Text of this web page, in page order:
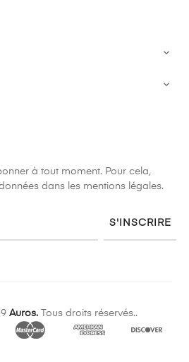


à tout moment. Pour cela,
dans les mentions légales.
S'INSCRIRE
Auros. Tous droits réservés..